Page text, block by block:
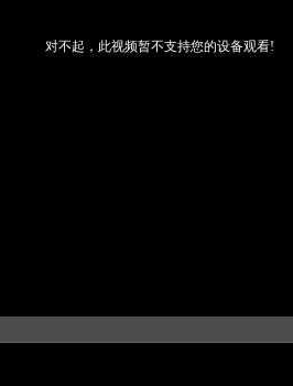
对不起，此视频暂不支持您的设备观看!